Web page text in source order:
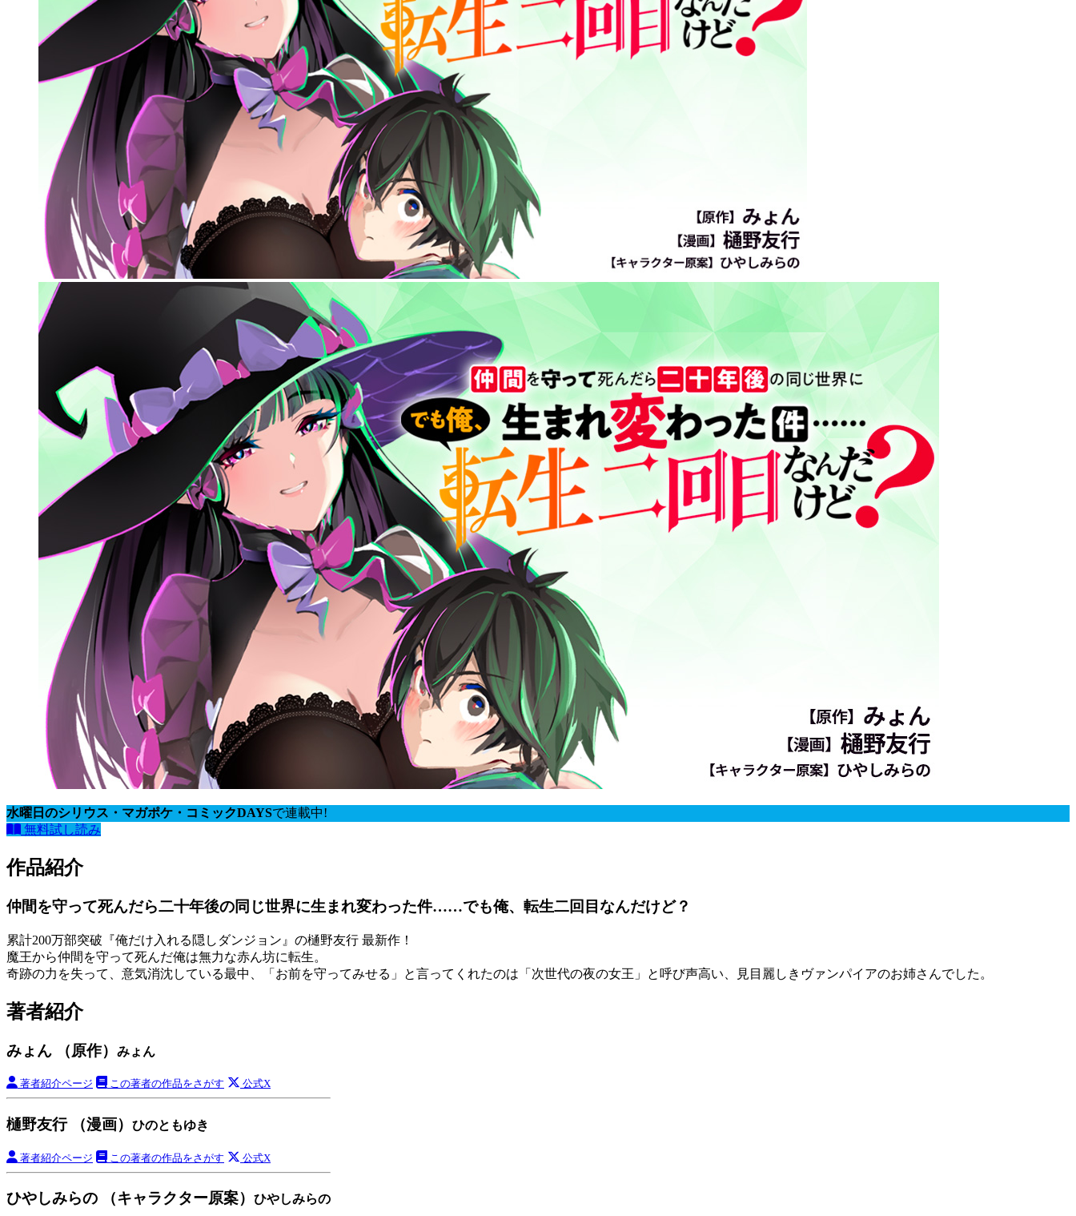
水曜日のシリウス・マガポケ・コミックDAYSで連載中!
無料試し読み
作品紹介
仲間を守って死んだら二十年後の同じ世界に生まれ変わった件……でも俺、転生二回目なんだけど？
累計200万部突破『俺だけ入れる隠しダンジョン』の樋野友行 最新作！
魔王から仲間を守って死んだ俺は無力な赤ん坊に転生。
奇跡の力を失って、意気消沈している最中、「お前を守ってみせる」と言ってくれたのは「次世代の夜の女王」と呼び声高い、見目麗しきヴァンパイアのお姉さんでした。
著者紹介
みょん （原作） みょん
著者紹介ページ この著者の作品をさがす 公式X
樋野友行 （漫画） ひのともゆき
著者紹介ページ この著者の作品をさがす 公式X
ひやしみらの （キャラクター原案） ひやしみらの